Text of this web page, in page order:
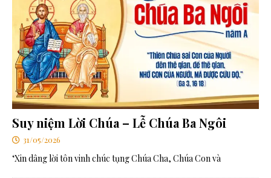
Suy niệm Lời Chúa – Lễ Chúa Ba Ngôi
31/05/2026
‘Xin dâng lời tôn vinh chúc tụng Chúa Cha, Chúa Con và